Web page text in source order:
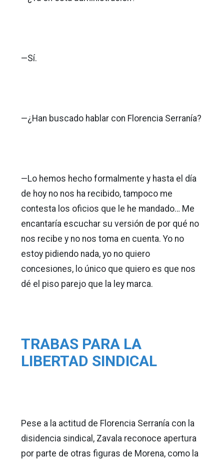
—Sí.
—¿Han buscado hablar con Florencia Serranía?
—Lo hemos hecho formalmente y hasta el día
de hoy no nos ha recibido, tampoco me
contesta los oficios que le he mandado… Me
encantaría escuchar su versión de por qué no
nos recibe y no nos toma en cuenta. Yo no
estoy pidiendo nada, yo no quiero
concesiones, lo único que quiero es que nos
dé el piso parejo que la ley marca.
TRABAS PARA LA
LIBERTAD SINDICAL
Pese a la actitud de Florencia Serranía con la
disidencia sindical, Zavala reconoce apertura
por parte de otras figuras de Morena, como la